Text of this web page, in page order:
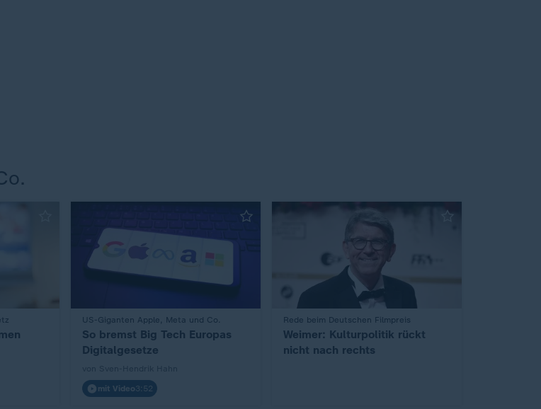
US-Giganten Apple, Meta und Co.
:
So bremst Big Tech Europas
Digitalgesetze
mit Video3:52
Rede beim Deutschen Filmpreis
:
Weimer: Kulturpolitik rückt
nicht nach rechts